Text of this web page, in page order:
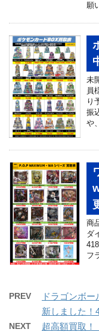
願
未
員
り
振
や
商
ダ
フ
PREV
ドラゴンボ
新しました！
NEXT
超高額買取！